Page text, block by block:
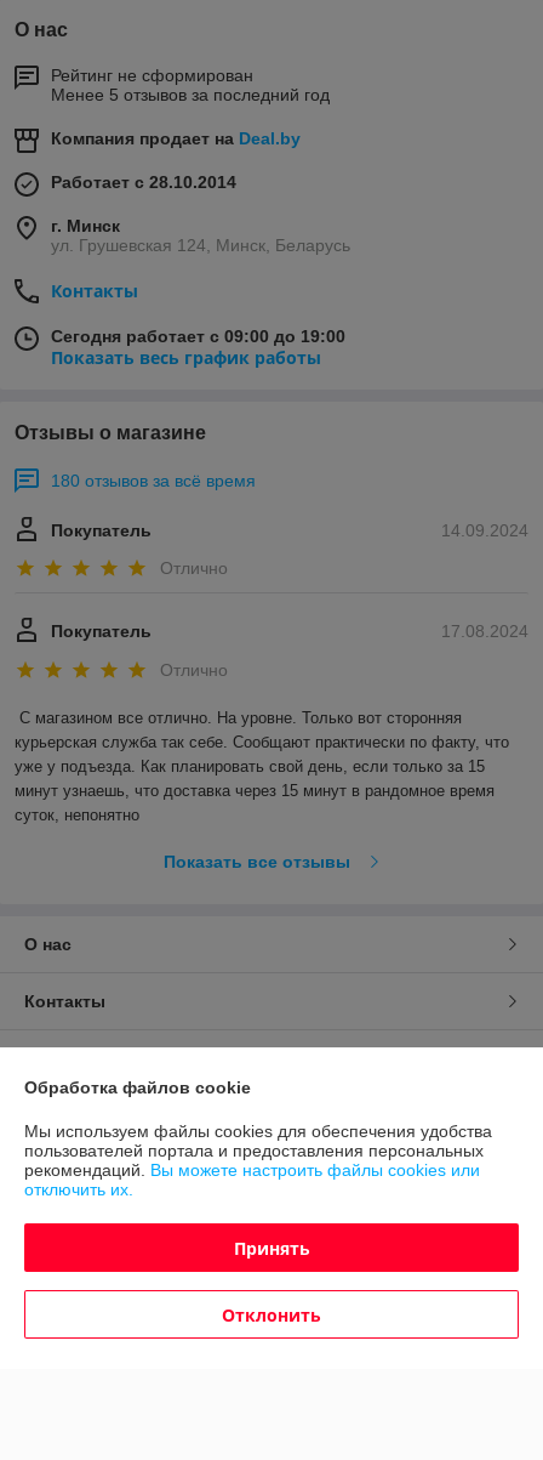
О нас
Рейтинг не сформирован
Менее 5 отзывов за последний год
Компания продает на Deal.by
Работает с 28.10.2014
г. Минск
ул. Грушевская 124, Минск, Беларусь
Контакты
Сегодня работает с 09:00 до 19:00
Показать весь график работы
Отзывы о магазине
180 отзывов за всё время
14.09.2024
Покупатель
Отлично
17.08.2024
Покупатель
Отлично
С магазином все отлично. На уровне. Только вот сторонняя
курьерская служба так себе. Сообщают практически по факту, что
уже у подъезда. Как планировать свой день, если только за 15
минут узнаешь, что доставка через 15 минут в рандомное время
суток, непонятно
Показать все отзывы
О нас
Контакты
Полная версия сайта
Политика обработки cookies
Сайт создан на платформе Deal.by
Обработка файлов cookie
Мы используем файлы cookies для обеспечения удобства
пользователей портала и предоставления персональных
рекомендаций. Вы можете настроить файлы cookies или
отключить их.
Принять
Отклонить